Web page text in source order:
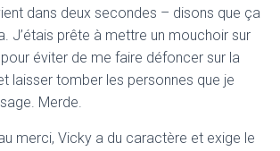
dans deux secondes – disons que ça
J’étais prête à mettre un mouchoir sur
éviter de me faire défoncer sur la
laisser tomber les personnes que je
Merde.
merci, Vicky a du caractère et exige le